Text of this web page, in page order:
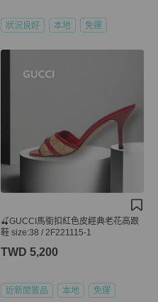
狀況良好 本地 免運
🍒GUCCI馬銜扣紅色皮經典老花高跟
鞋 size:38 / 2F221115-1
TWD 5,200
近新閒置品 本地 免運